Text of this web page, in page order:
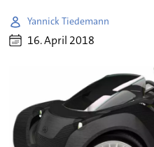
Yannick Tiedemann
16. April 2018